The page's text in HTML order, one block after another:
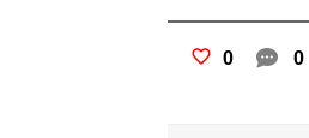
0 0